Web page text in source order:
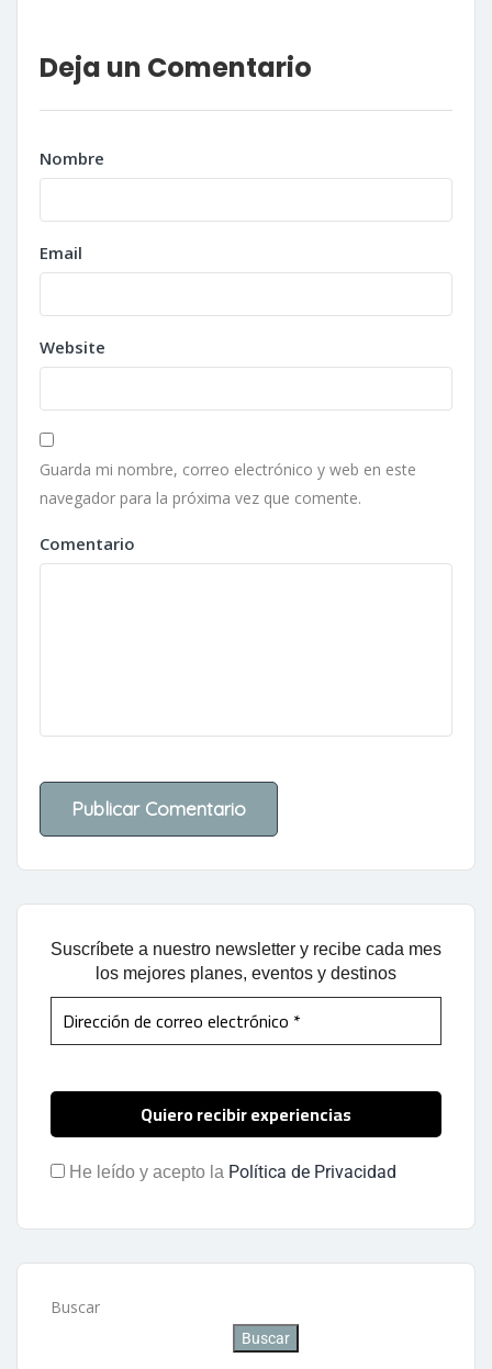
Deja un Comentario
Nombre
Email
Website
Guarda mi nombre, correo electrónico y web en este
navegador para la próxima vez que comente.
Comentario
Suscríbete a nuestro newsletter y recibe cada mes
los mejores planes, eventos y destinos
He leído y acepto la Política de Privacidad
Buscar
Buscar